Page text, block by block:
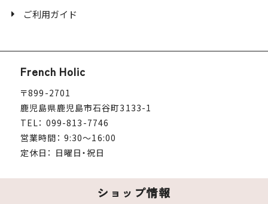
ご利用ガイド
French Holic
〒899-2701
鹿児島県鹿児島市石谷町3133-1
TEL： 099-813-7746
営業時間： 9:30～16:00
定休日： 日曜日・祝日
ショップ情報